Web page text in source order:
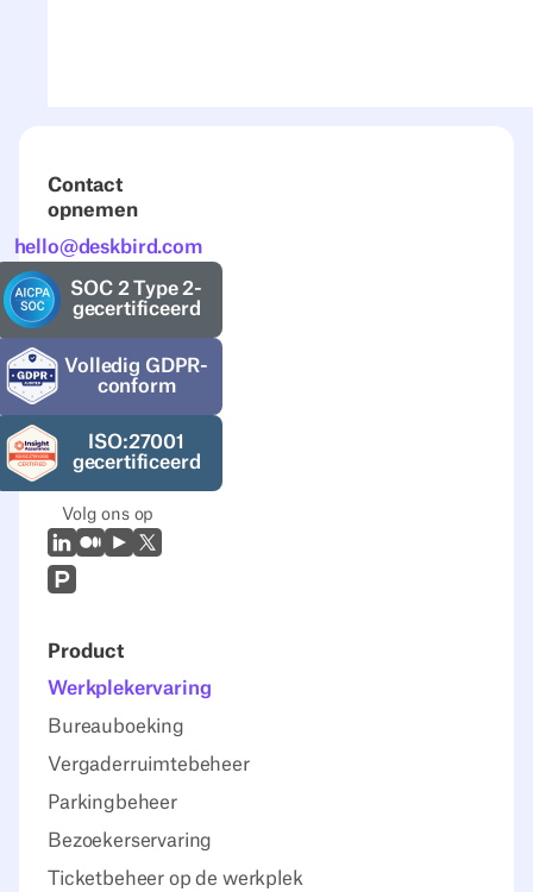
Contact
opnemen
hello@deskbird.com
SOC 2 Type 2-
gecertificeerd
Volledig GDPR-
conform
ISO:27001
gecertificeerd
Volg ons op
LinkedIn
Medium
YoutubeX (Twitter)
Prodcut Hunt
Product
Werkplekervaring
Bureauboeking
Vergaderruimtebeheer
Parkingbeheer
Bezoekerservaring
Ticketbeheer op de werkplek